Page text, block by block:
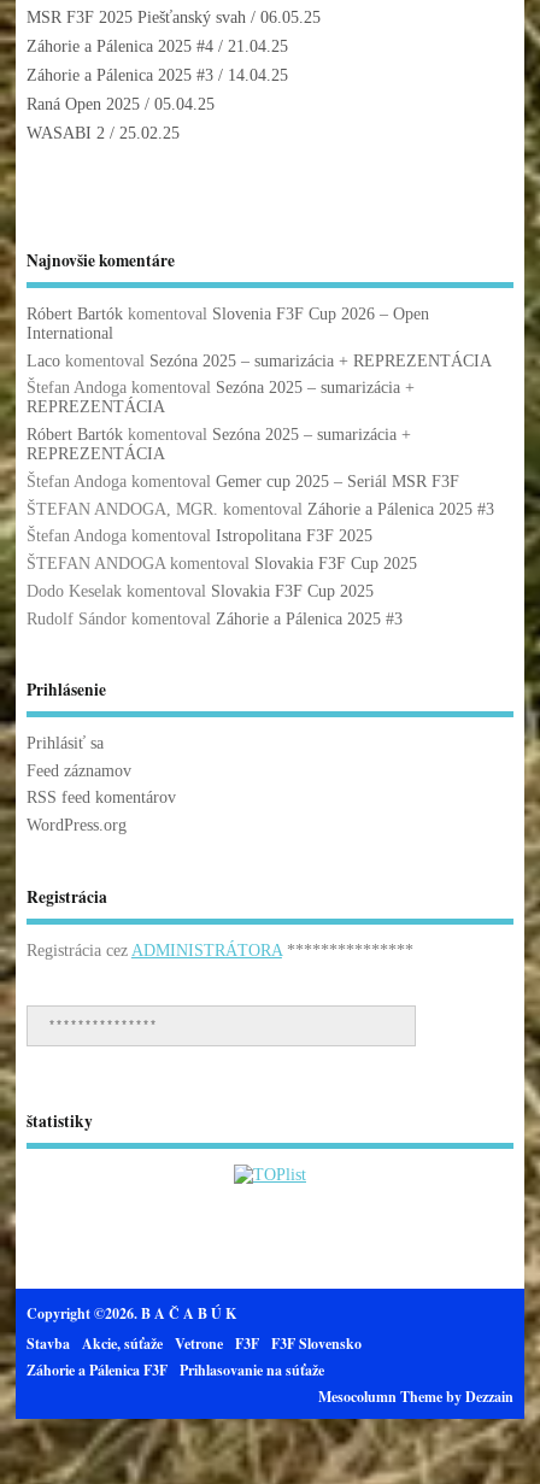
MSR F3F 2025 Piešťanský svah/ 06.05.25
Záhorie a Pálenica 2025 #4/ 21.04.25
Záhorie a Pálenica 2025 #3/ 14.04.25
Raná Open 2025/ 05.04.25
WASABI 2/ 25.02.25
Najnovšie komentáre
Róbert Bartókkomentoval Slovenia F3F Cup 2026 – Open
International
Lacokomentoval Sezóna 2025 – sumarizácia + REPREZENTÁCIA
Štefan Andogakomentoval Sezóna 2025 – sumarizácia +
REPREZENTÁCIA
Róbert Bartókkomentoval Sezóna 2025 – sumarizácia +
REPREZENTÁCIA
Štefan Andogakomentoval Gemer cup 2025 – Seriál MSR F3F
ŠTEFAN ANDOGA, MGR. komentoval Záhorie a Pálenica 2025 #3
Štefan Andogakomentoval Istropolitana F3F 2025
ŠTEFAN ANDOGAkomentoval Slovakia F3F Cup 2025
Dodo Keselakkomentoval Slovakia F3F Cup 2025
Rudolf Sándorkomentoval Záhorie a Pálenica 2025 #3
Prihlásenie
Prihlásiť sa
Feed záznamov
RSS feed komentárov
WordPress.org
Registrácia
Registrácia cez ADMINISTRÁTORA***************
***************
štatistiky
Copyright ©2026. B A Č A B Ú K
Stavba Akcie, súťaže Vetrone F3F F3F Slovensko
Záhorie a Pálenica F3F Prihlasovanie na súťaže
Mesocolumn Theme by Dezzain